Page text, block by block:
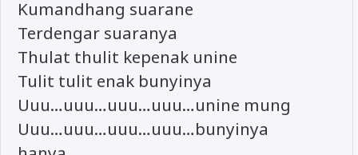
Kumandhang suarane
Terdengar suaranya
Thulat thulit kepenak unine
Tulit tulit enak bunyinya
Uuu…uuu…uuu…uuu…unine mung
Uuu…uuu…uuu…uuu…bunyinya